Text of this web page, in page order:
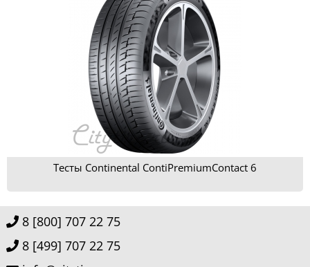
Тесты Continental ContiPremiumContact 6
8 [800] 707 22 75
8 [499] 707 22 75